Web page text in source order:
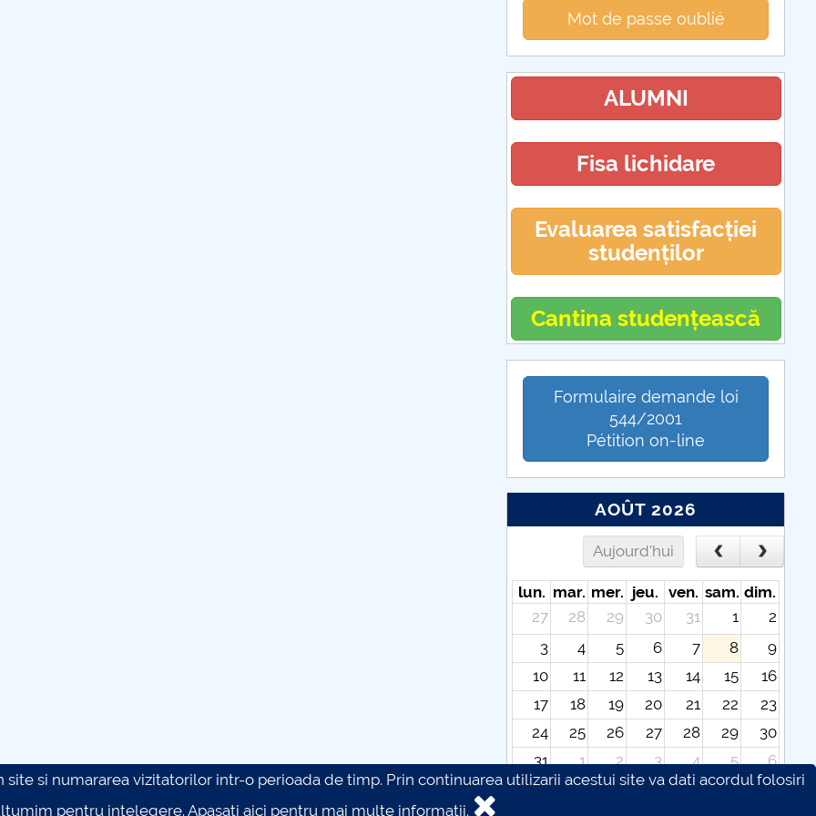
Mot de passe oublié
ALUMNI
Fisa lichidare
Evaluarea satisfacției
studenților
Cantina studențească
Formulaire demande loi
544/2001
Pétition on-line
AOÛT 2026
Aujourd'hui
lun. mar. mer. jeu. ven. sam. dim.
27
28 29 30 31 1
2
3
4 5 6 7 8
9
10
11 12 13 14 15
16
17
18 19 20 21 22
23
24
25 26 27 28 29
30
31
1 2 3 4 5
6
site si numararea vizitatorilor intr-o perioada de timp. Prin continuarea utilizarii acestui site va dati acordul folosiri
pentru intelegere.Apasati aici pentru mai multe informatii.